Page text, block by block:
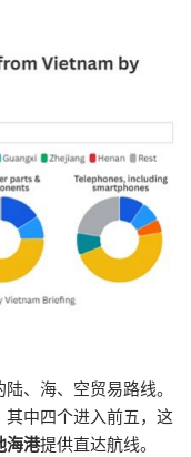
、海、空贸易路线。
中四个进入前五，这
海港提供直达航线。